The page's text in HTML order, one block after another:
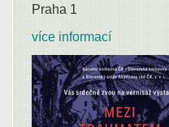
Praha 1
více informací